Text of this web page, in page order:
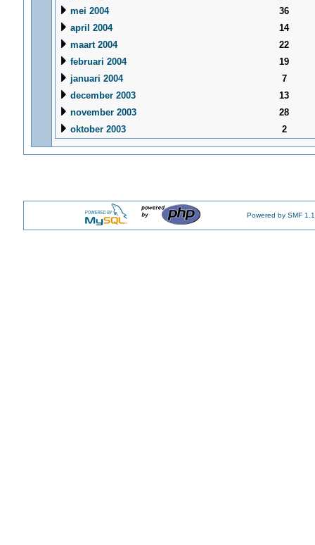
mei 2004
36
april 2004
14
maart 2004
22
februari 2004
19
januari 2004
7
december 2003
13
november 2003
28
oktober 2003
2
Powered by SMF